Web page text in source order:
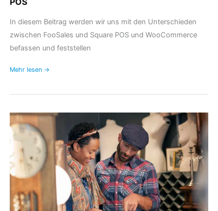
In diesem Beitrag werden wir uns mit den Unterschieden
zwischen FooSales und Square POS und WooCommerce
befassen und feststellen
Mehr lesen →
Erstellen
Sie
ein
WooCommerce-
Angebots-
und
Fakturierungssystem
mit
FooSales